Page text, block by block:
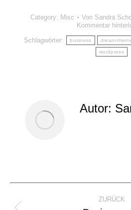
Category: Misc Von Sandra
Kommentar
Schlagwörter:
business dream-
wordpress
Autor:
ZURÜCK